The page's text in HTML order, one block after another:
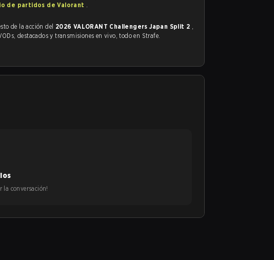
de partidos de Valorant .
de la acción del 2026 VALORANT Challengers Japan Split 2 ,
como VODs, destacados y transmisiones en vivo, todo en Strafe.
la conversación!